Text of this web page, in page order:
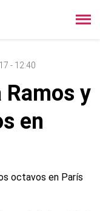
- 12:40
Ramos y
en